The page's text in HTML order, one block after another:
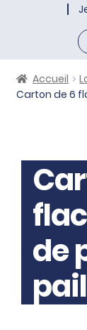
Accueil
Carton de 6
de